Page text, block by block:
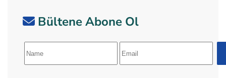
Bültene Abone Ol